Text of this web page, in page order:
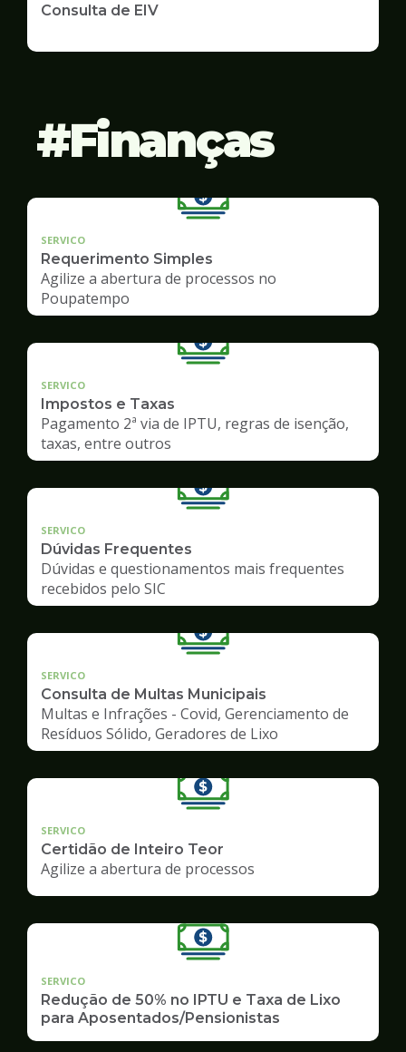
Consulta de EIV
Finanças
SERVICO
Requerimento Simples
Agilize a abertura de processos no
Poupatempo
SERVICO
Impostos e Taxas
Pagamento 2ª via de IPTU, regras de isenção,
taxas, entre outros
SERVICO
Dúvidas Frequentes
Dúvidas e questionamentos mais frequentes
recebidos pelo SIC
SERVICO
Consulta de Multas Municipais
Multas e Infrações - Covid, Gerenciamento de
Resíduos Sólido, Geradores de Lixo
SERVICO
Certidão de Inteiro Teor
Agilize a abertura de processos
SERVICO
Redução de 50% no IPTU e Taxa de Lixo
para Aposentados/Pensionistas